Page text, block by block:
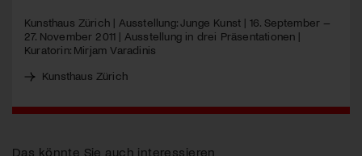
Kunsthaus Zürich | Ausstellung: Junge Kunst | 16. September –
27. November 2011 | Ausstellung in drei Präsentationen |
Kuratorin: Mirjam Varadinis
Kunsthaus Zürich
Das könnte Sie auch interessieren